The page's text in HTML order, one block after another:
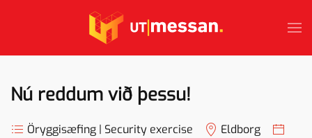
Skip to main content
Nú reddum við þessu!
Öryggisæfing | Security exercise
Eldborg